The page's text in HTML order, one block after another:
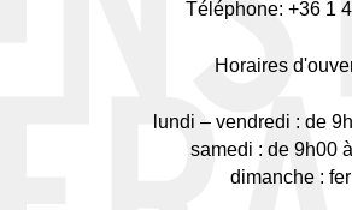
Téléphone: +36 1
Horaires
lundi – vendredi : de
samedi : de 9h00
dimanche :